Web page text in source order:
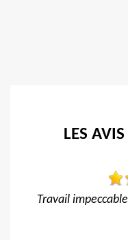
LES
impeccable Tarif